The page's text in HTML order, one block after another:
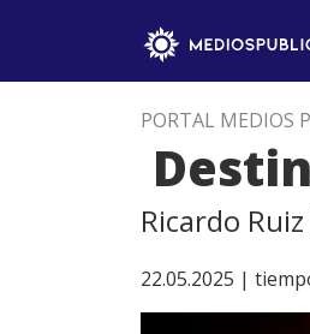
PORTAL MEDIOS
Ricardo
22.05.2025 |